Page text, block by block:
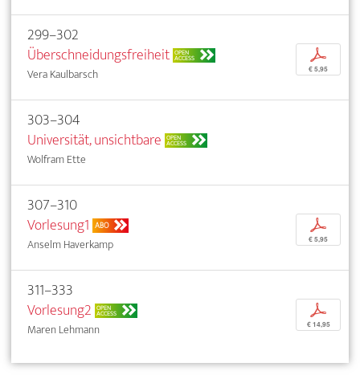
299–302
Überschneidungsfreiheit OPEN
ACCESS
Vera Kaulbarsch
p
€ 5,95
303–304
Universität, unsichtbare OPEN
ACCESS
Wolfram Ette
307–310
Vorlesung1 ABO
Anselm Haverkamp
p
€ 5,95
311–333
Vorlesung2 OPEN
ACCESS
Maren Lehmann
p
€ 14,95